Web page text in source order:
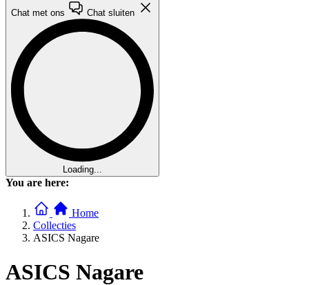
Chat met ons Chat sluiten
Loading...
You are here:
Home
Collecties
ASICS Nagare
ASICS Nagare